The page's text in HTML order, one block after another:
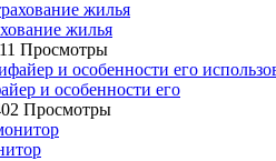
жилья
Просмотры
и особенности его
Просмотры